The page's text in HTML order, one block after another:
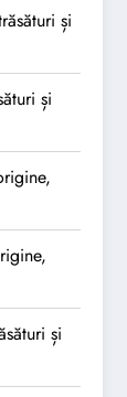
și
și
și